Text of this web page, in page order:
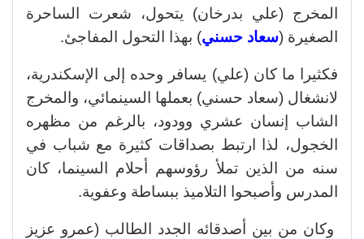
المخرج (علي بدرخان) يتحول، شعرت الساحرة
الصغيرة (سعاد حسني) بهذا التحول المفاجئ.
فكثيرا ما كان (علي) يسافر وحده إلى الإسكندرية،
لانشغال (سعاد حسني) بعملها السينمائي، والمخرج
الشاب إنسان عشري وودود، بالرغم من مظهره
الخجول، لذا ارتبط بصداقات كثيرة مع شباب في
سنه من الذين تملأ رؤوسهم أحلام السينما، كان
المدرس وأصبحوا التلاميذ ببساطة وعفوية.
وكان من بين أصدقائه الجدد الطالب (عمرو عزيز